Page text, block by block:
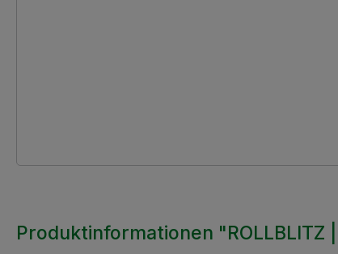
Produktinformationen